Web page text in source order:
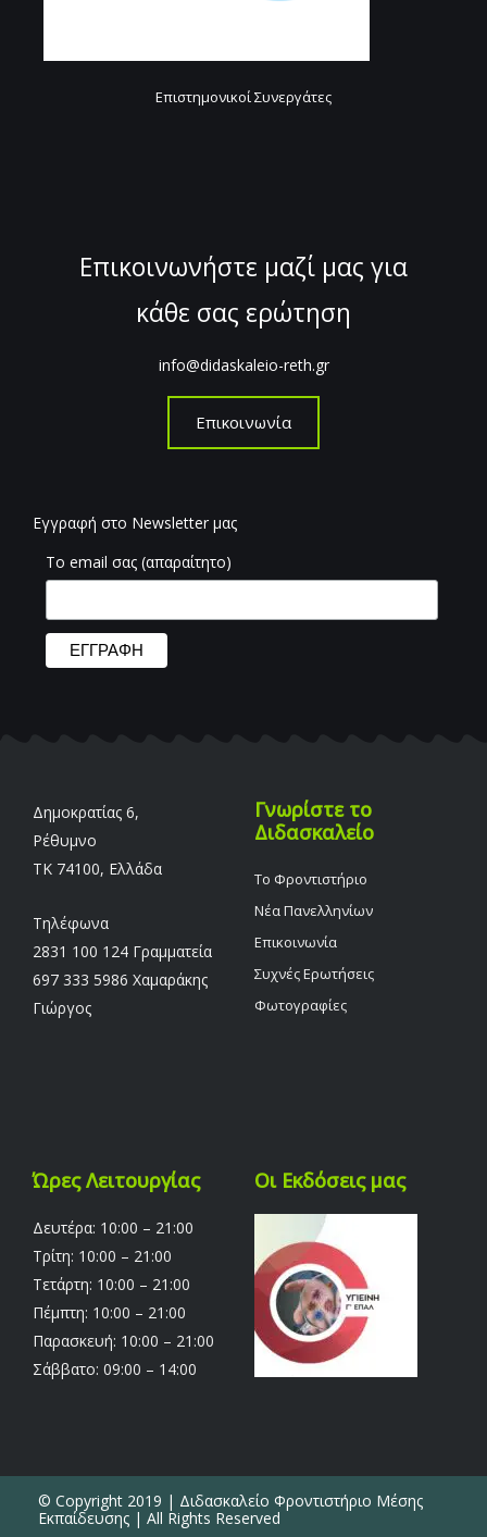
Επιστημονικοί Συνεργάτες
Επικοινωνήστε μαζί μας για
κάθε σας ερώτηση
info@didaskaleio-reth.gr
Επικοινωνία
Εγγραφή στο Newsletter μας
Το email σας (απαραίτητο)
Δημοκρατίας 6,
Ρέθυμνο
TK 74100, Ελλάδα
Τηλέφωνα
2831 100 124 Γραμματεία
697 333 5986 Χαμαράκης
Γιώργος
Γνωρίστε το
Διδασκαλείο
Το Φροντιστήριο
Νέα Πανελληνίων
Επικοινωνία
Συχνές Ερωτήσεις
Φωτογραφίες
Ώρες Λειτουργίας
Δευτέρα: 10:00 – 21:00
Τρίτη: 10:00 – 21:00
Τετάρτη: 10:00 – 21:00
Πέμπτη: 10:00 – 21:00
Παρασκευή: 10:00 – 21:00
Σάββατο: 09:00 – 14:00
Οι Εκδόσεις μας
© Copyright 2019 | Διδασκαλείο Φροντιστήριο Μέσης
Εκπαίδευσης | All Rights Reserved